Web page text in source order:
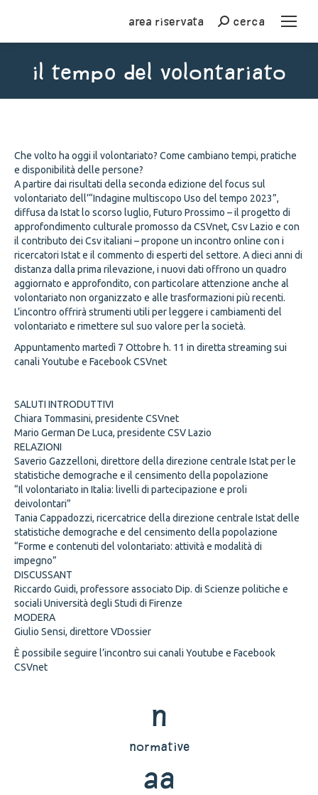
Area riservata Cercacerca
Il tempo del volontariato
Che volto ha oggi il volontariato? Come cambiano tempi, pratiche
e disponibilità delle persone?
A partire dai risultati della seconda edizione del focus sul
volontariato dell’“Indagine multiscopo Uso del tempo 2023”,
diffusa da Istat lo scorso luglio, Futuro Prossimo – il progetto di
approfondimento culturale promosso da CSVnet, Csv Lazio e con
il contributo dei Csv italiani – propone un incontro online con i
ricercatori Istat e il commento di esperti del settore. A dieci anni di
distanza dalla prima rilevazione, i nuovi dati offrono un quadro
aggiornato e approfondito, con particolare attenzione anche al
volontariato non organizzato e alle trasformazioni più recenti.
L’incontro offrirà strumenti utili per leggere i cambiamenti del
volontariato e rimettere sul suo valore per la società.
Appuntamento martedì 7 Ottobre h. 11 in diretta streaming sui
canali Youtube e Facebook CSVnet
SALUTI INTRODUTTIVI
Chiara Tommasini, presidente CSVnet
Mario German De Luca, presidente CSV Lazio
RELAZIONI
Saverio Gazzelloni, direttore della direzione centrale Istat per le
statistiche demograche e il censimento della popolazione
“Il volontariato in Italia: livelli di partecipazione e proli
deivolontari”
Tania Cappadozzi, ricercatrice della direzione centrale Istat delle
statistiche demograche e del censimento della popolazione
“Forme e contenuti del volontariato: attività e modalità di
impegno”
DISCUSSANT
Riccardo Guidi, professore associato Dip. di Scienze politiche e
sociali Università degli Studi di Firenze
MODERA
Giulio Sensi, direttore VDossier
È possibile seguire l’incontro sui canali Youtube e Facebook
CSVnet
n
normative
aa